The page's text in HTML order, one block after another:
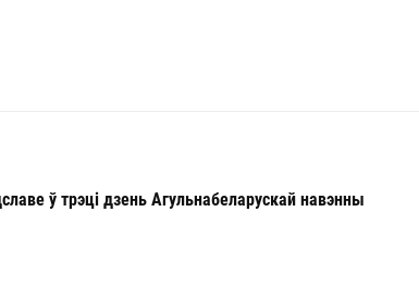
ў трэці дзень Агульнабеларускай навэнны